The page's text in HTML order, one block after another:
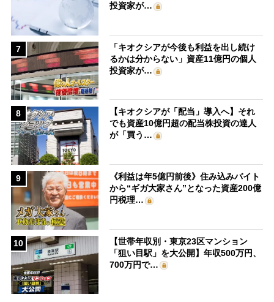
投資家が…
7
「キオクシアが今後も利益を出し続け
るかは分からない」資産11億円の個人
投資家が…
8
【キオクシアが「配当」導入へ】それ
でも資産10億円超の配当株投資の達人
が「買う…
9
《利益は年5億円前後》住み込みバイト
から“ギガ大家さん”となった資産200億
円税理…
10
【世帯年収別・東京23区マンション
「狙い目駅」を大公開】年収500万円、
700万円で…